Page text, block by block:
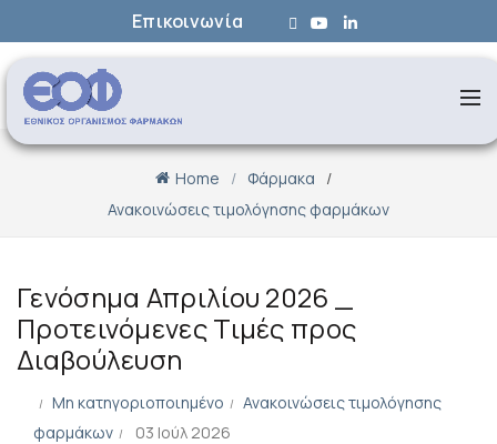
Επικοινωνία
Home
Φάρμακα
Ανακοινώσεις τιμολόγησης φαρμάκων
Γενόσημα Απριλίου 2026 _
Προτεινόμενες Τιμές προς
Διαβούλευση
Μη κατηγοριοποιημένο
Ανακοινώσεις τιμολόγησης
φαρμάκων
03 Ιούλ 2026